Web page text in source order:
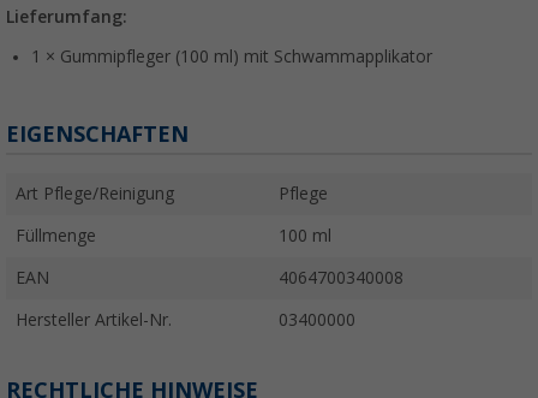
Lieferumfang:
1 × Gummipfleger (100 ml) mit Schwammapplikator
EIGENSCHAFTEN
Art Pflege/Reinigung Pflege
Füllmenge 100 ml
EAN 4064700340008
Hersteller Artikel-Nr. 03400000
RECHTLICHE HINWEISE